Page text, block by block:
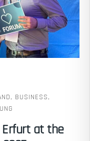
, BUSINESS,
Erfurt at the